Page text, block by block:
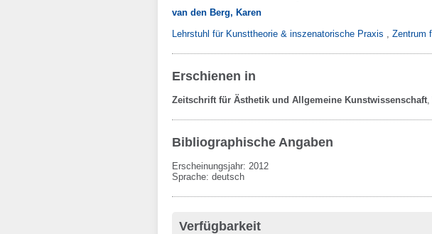
van den Berg, Karen
Lehrstuhl für Kunsttheorie & inszenatorische Praxis , Zentrum
Erschienen in
Zeitschrift für Ästhetik und Allgemeine Kunstwissenschaft,
Bibliographische Angaben
Erscheinungsjahr: 2012
Sprache: deutsch
Verfügbarkeit